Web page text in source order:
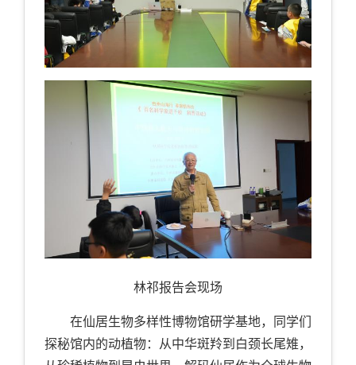
林祁报告会现场
在仙居生物多样性博物馆研学基地，同学们
探秘馆内的动植物：从中华斑羚到白颈长尾雉，